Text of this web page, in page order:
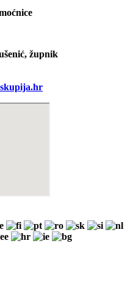
župnik